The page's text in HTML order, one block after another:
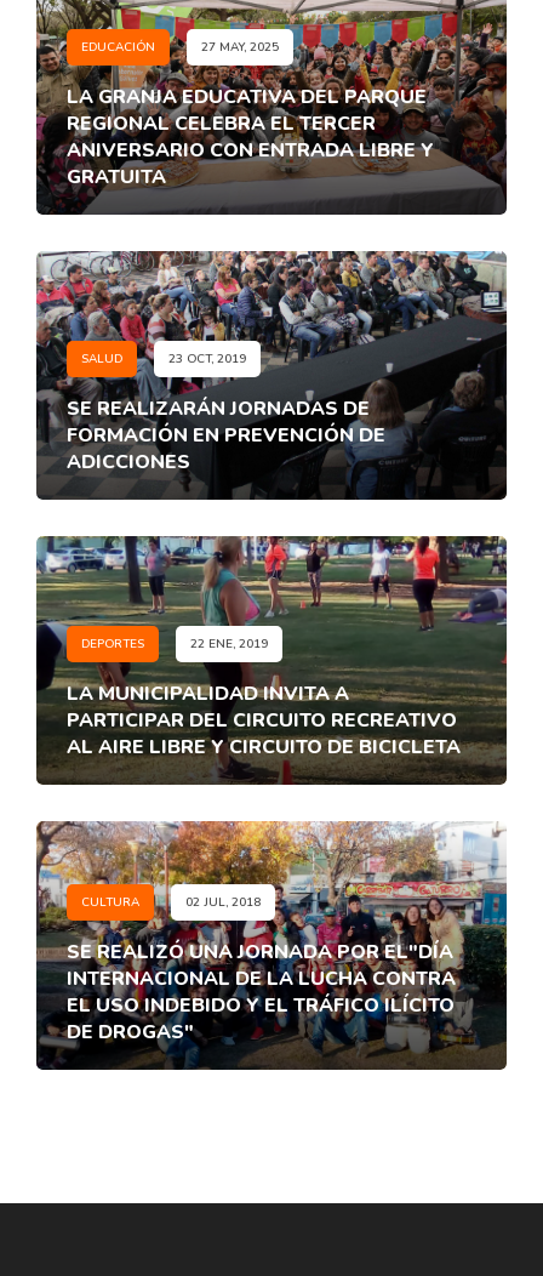
EDUCACIÓN 27 MAY, 2025
LA GRANJA EDUCATIVA DEL PARQUE
REGIONAL CELEBRA EL TERCER
ANIVERSARIO CON ENTRADA LIBRE Y
GRATUITA
SALUD 23 OCT, 2019
SE REALIZARÁN JORNADAS DE
FORMACIÓN EN PREVENCIÓN DE
ADICCIONES
DEPORTES 22 ENE, 2019
LA MUNICIPALIDAD INVITA A
PARTICIPAR DEL CIRCUITO RECREATIVO
AL AIRE LIBRE Y CIRCUITO DE BICICLETA
CULTURA 02 JUL, 2018
SE REALIZÓ UNA JORNADA POR EL"DÍA
INTERNACIONAL DE LA LUCHA CONTRA
EL USO INDEBIDO Y EL TRÁFICO ILÍCITO
DE DROGAS"